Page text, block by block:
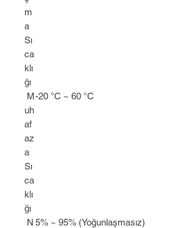
m
a
Sı
ca
klı
ğı
M
uh
af
az
a
Sı
ca
klı
ğı
-20 °C ~ 60 °C
N 5% ~ 95% (Yoğunlaşmasız)